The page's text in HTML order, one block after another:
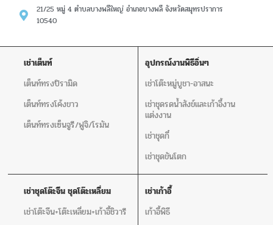
21/25 หมู่ 4 ตำบลบางพลีใหญ่ อำเภอบางพลี จังหวัดสมุทรปราการ
10540
เช่าเต็นท์
เต็นท์ทรงปิรามิด
เต็นท์ทรงโค้งขาว
เต็นท์ทรงเซ็นจูรี/ฟูจิ/โรมัน
อุปกรณ์งานพิธีอิ่นๆ
เช่าโต๊ะหมู่บูชา-อาสนะ
เช่าชุดรดน้ำสังข์และเก้าอี้งาน
แต่งงาน
เช่าชุดกี๋
เช่าชุดขันโตก
เช่าชุดโต๊ะจีน ชุดโต๊ะเหลี่ยม
เช่าโต๊ะจีน+โต๊ะเหลี่ยม+เก้าอี้ชิวารี
เช่าเก้าอี้
เก้าอี้พิธี